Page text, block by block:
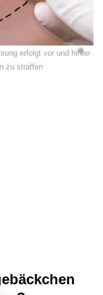
©
erfolgt vor und hinter
zu straffen